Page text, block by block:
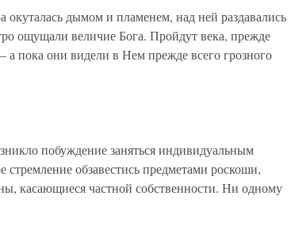
дымом и пламенем, над ней раздавались
ощущали величие Бога. Пройдут века, прежде
пока они видели в Нем прежде всего грозного
побуждение заняться индивидуальным
обзавестись предметами роскоши,
касающиеся частной собственности. Ни одному